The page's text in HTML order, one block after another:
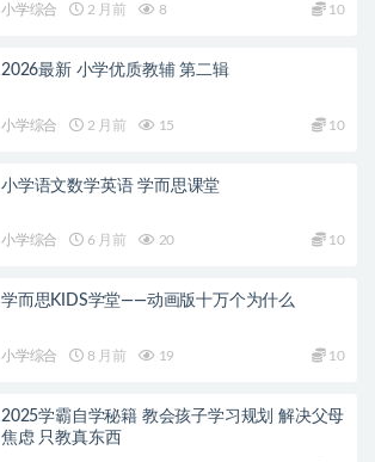
小学综合 2 月前 8 10
2026最新 小学优质教辅 第二辑
小学综合 2 月前 15 10
小学语文数学英语 学而思课堂
小学综合 6 月前 20 10
学而思KIDS学堂——动画版十万个为什么
小学综合 8 月前 19 10
2025学霸自学秘籍 教会孩子学习规划 解决父母
焦虑 只教真东西